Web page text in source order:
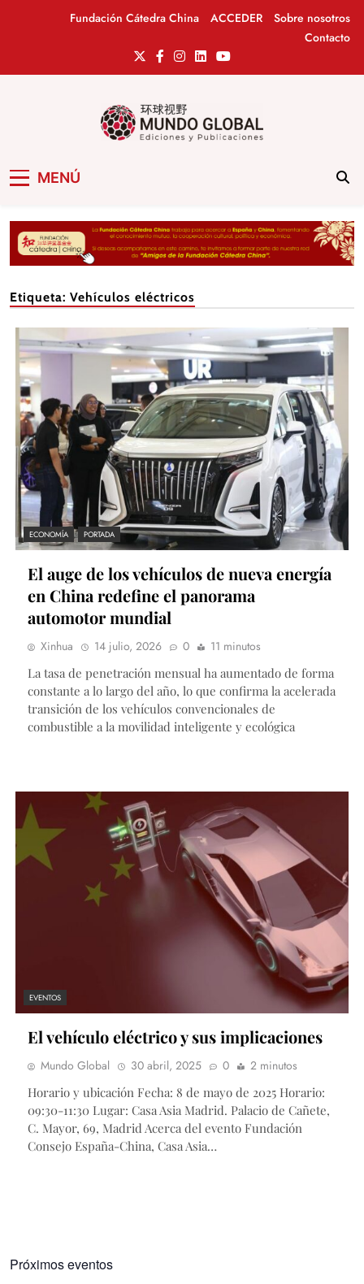
Fundación Cátedra China ACCEDER
Sobre nosotros
Contacto
MENÚ
Etiqueta: Vehículos eléctricos
ECONOMÍA PORTADA
El auge de los vehículos de nueva energía
en China redefine el panorama
automotor mundial
Xinhua 14 julio, 2026 0
11 minutos
La tasa de penetración mensual ha aumentado de forma
constante a lo largo del año, lo que confirma la acelerada
transición de los vehículos convencionales de
combustible a la movilidad inteligente y ecológica
EVENTOS
El vehículo eléctrico y sus implicaciones
Mundo Global 30 abril, 2025 0
2 minutos
Horario y ubicación Fecha: 8 de mayo de 2025 Horario:
09:30-11:30 Lugar: Casa Asia Madrid. Palacio de Cañete,
C. Mayor, 69, Madrid Acerca del evento Fundación
Consejo España-China, Casa Asia…
Próximos eventos